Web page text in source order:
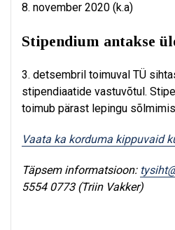
8. november 2020 (k.a)
Stipendium antakse
3. detsembril toimuval TÜ
stipendiaatide vastuvõtul.
toimub pärast lepingu
Vaata ka korduma kippuvaid
Täpsem informatsioon:
5554 0773 (Triin Vakker)